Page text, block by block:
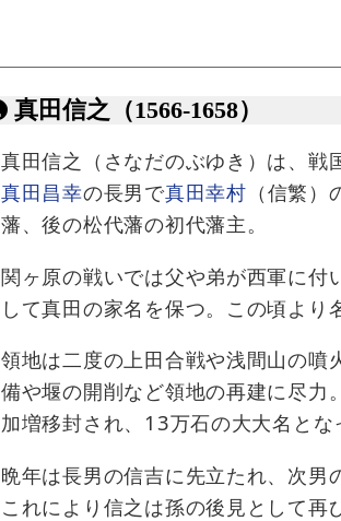
真田信之（1566-1658）
真田信之（さなだのぶゆき）は、
真田昌幸の長男で真田幸村 （信繁
藩、後の松代藩の初代藩主。
関ヶ原の戦いでは父や弟が西軍に
して真田の家名を保つ。この頃よ
領地は二度の上田合戦や浅間山の
備や堰の開削など領地の再建に尽
加増移封され、13万石の大大名とな
晩年は長男の信吉に先立たれ、次
これにより信之は孫の後見として